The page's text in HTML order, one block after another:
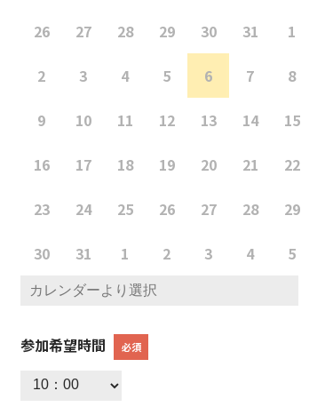
26 27 28 29 30 31 1
2 3 4 5 6 7 8
9 10 11 12 13 14 15
16 17 18 19 20 21 22
23 24 25 26 27 28 29
30 31 1 2 3 4 5
参加希望時間 必須